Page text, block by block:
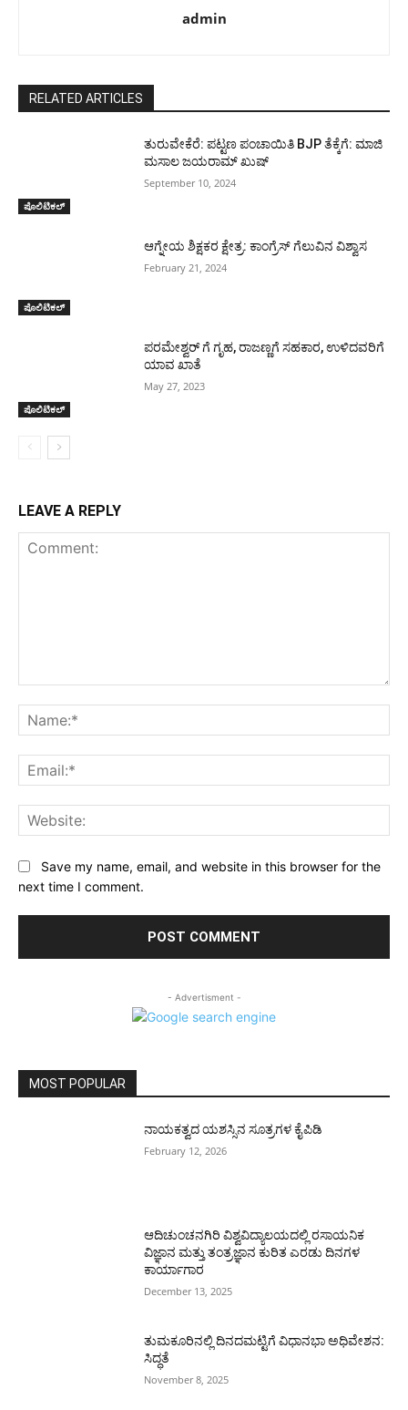
admin
RELATED ARTICLES
ಪೊಲಿಟಿಕಲ್
ತುರುವೇಕೆರೆ: ಪಟ್ಟಣ ಪಂಚಾಯಿತಿ BJP ತೆಕ್ಕೆಗೆ: ಮಾಜಿ
ಮಸಾಲ ಜಯರಾಮ್ ಖುಷ್
September 10, 2024
ಪೊಲಿಟಿಕಲ್
ಆಗ್ನೇಯ ಶಿಕ್ಷಕರ ಕ್ಷೇತ್ರ: ಕಾಂಗ್ರೆಸ್ ಗೆಲುವಿನ ವಿಶ್ವಾಸ
February 21, 2024
ಪೊಲಿಟಿಕಲ್
ಪರಮೇಶ್ವರ್ ಗೆ ಗೃಹ, ರಾಜಣ್ಣಗೆ ಸಹಕಾರ, ಉಳಿದವರಿಗೆ
ಯಾವ ಖಾತೆ
May 27, 2023
LEAVE A REPLY
Save my name, email, and website in this browser for the
next time I comment.
- Advertisment -
MOST POPULAR
ನಾಯಕತ್ವದ ಯಶಸ್ಸಿನ ಸೂತ್ರಗಳ ಕೈಪಿಡಿ
February 12, 2026
ಆದಿಚುಂಚನಗಿರಿ ವಿಶ್ವವಿದ್ಯಾಲಯದಲ್ಲಿ ರಸಾಯನಿಕ
ವಿಜ್ಞಾನ ಮತ್ತು ತಂತ್ರಜ್ಞಾನ ಕುರಿತ ಎರಡು ದಿನಗಳ
ಕಾರ್ಯಾಗಾರ
December 13, 2025
ತುಮಕೂರಿನಲ್ಲಿ ದಿನದಮಟ್ಟಿಗೆ ವಿಧಾನಭಾ ಅಧಿವೇಶನ:
ಸಿದ್ಧತೆ
November 8, 2025